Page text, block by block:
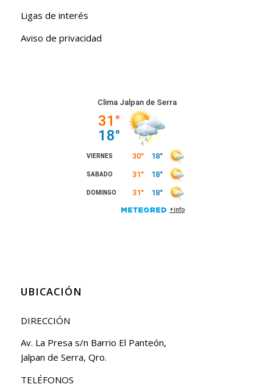
Ligas de interés
Aviso de privacidad
UBICACIÓN
DIRECCIÓN
Av. La Presa s/n Barrio El Panteón,
Jalpan de Serra, Qro.
TELÉFONOS